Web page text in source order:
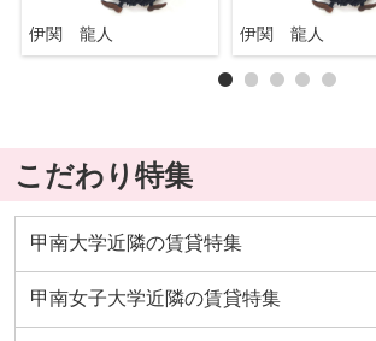
伊関 龍人 伊関 龍人
こだわり特集
甲南大学近隣の賃貸特集
甲南女子大学近隣の賃貸特集